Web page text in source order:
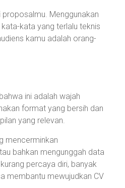
Menggunakan
kata yang terlalu teknis
kamu adalah orang-
ini adalah wajah
format yang bersih dan
yang relevan.
mencerminkan
bahkan mengunggah data
percaya diri, banyak
membantu mewujudkan CV